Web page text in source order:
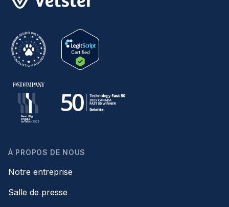
À PROPOS DE NOUS
Notre entreprise
Salle de presse